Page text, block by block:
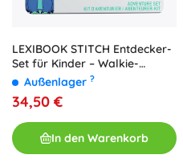
LEXIBOOK STITCH Entdecker-
Set für Kinder – Walkie-
Talkies, Fernglas,
Taschenlampe und Kompass
Außenlager ?
34,50 €
In den Warenkorb